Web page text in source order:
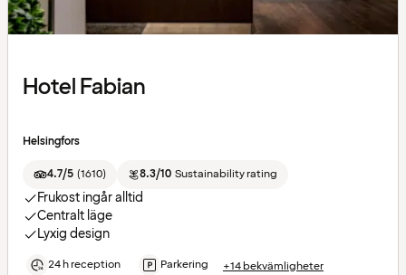
Hotel Fabian
Helsingfors
4.7/5 (1610) 8.3/10 Sustainability rating
Frukost ingår alltid
Centralt läge
Lyxig design
24 h reception Parkering +14 bekvämligheter